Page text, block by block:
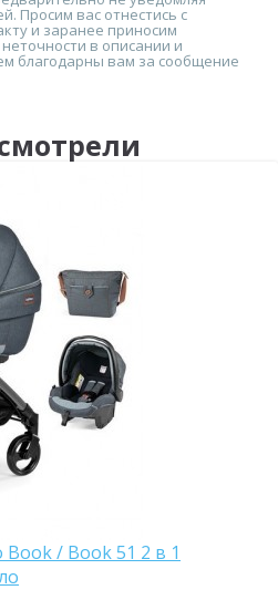
Просим вас отнестись с
и заранее приносим
в описании и
благодарны вам за сообщение
Book / Book 51 2 в 1